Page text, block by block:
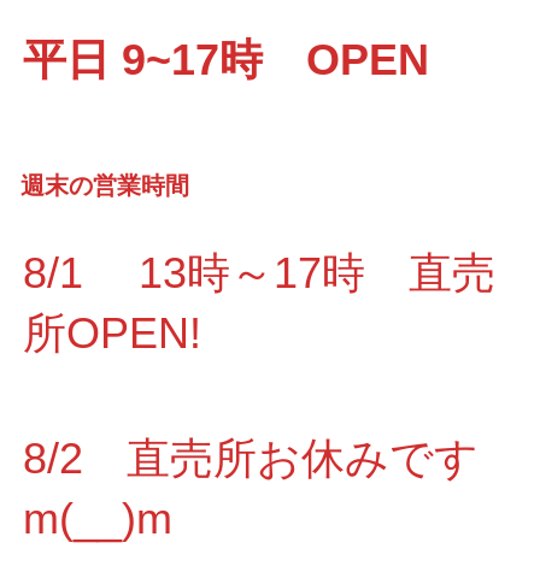
平日 9~17時 OPEN
週末の営業時間
8/1 13時～17時 直売
所OPEN!
8/2 直売所お休みです
m(__)m